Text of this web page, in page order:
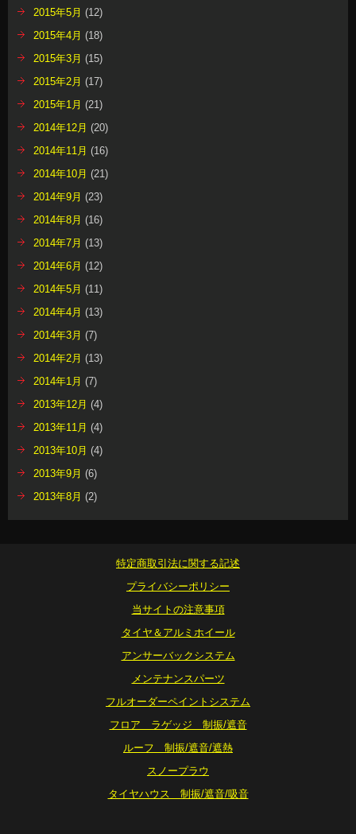
2015年5月 (12)
2015年4月 (18)
2015年3月 (15)
2015年2月 (17)
2015年1月 (21)
2014年12月 (20)
2014年11月 (16)
2014年10月 (21)
2014年9月 (23)
2014年8月 (16)
2014年7月 (13)
2014年6月 (12)
2014年5月 (11)
2014年4月 (13)
2014年3月 (7)
2014年2月 (13)
2014年1月 (7)
2013年12月 (4)
2013年11月 (4)
2013年10月 (4)
2013年9月 (6)
2013年8月 (2)
特定商取引法に関する記述
プライバシーポリシー
当サイトの注意事項
タイヤ＆アルミホイール
アンサーバックシステム
メンテナンスパーツ
フルオーダーペイントシステム
フロア ラゲッジ 制振/遮音
ルーフ 制振/遮音/遮熱
スノープラウ
タイヤハウス 制振/遮音/吸音